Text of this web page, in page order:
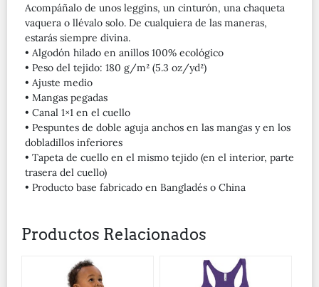
Acompáñalo de unos leggins, un cinturón, una chaqueta
vaquera o llévalo solo. De cualquiera de las maneras,
estarás siempre divina.
• Algodón hilado en anillos 100% ecológico
• Peso del tejido: 180 g/m² (5.3 oz/yd²)
• Ajuste medio
• Mangas pegadas
• Canal 1×1 en el cuello
• Pespuntes de doble aguja anchos en las mangas y en los
dobladillos inferiores
• Tapeta de cuello en el mismo tejido (en el interior, parte
trasera del cuello)
• Producto base fabricado en Bangladés o China
Productos Relacionados